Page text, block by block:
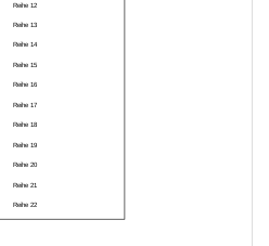
Reihe 12
Reihe 13
Reihe 14
Reihe 15
Reihe 16
Reihe 17
Reihe 18
Reihe 19
Reihe 20
Reihe 21
Reihe 22